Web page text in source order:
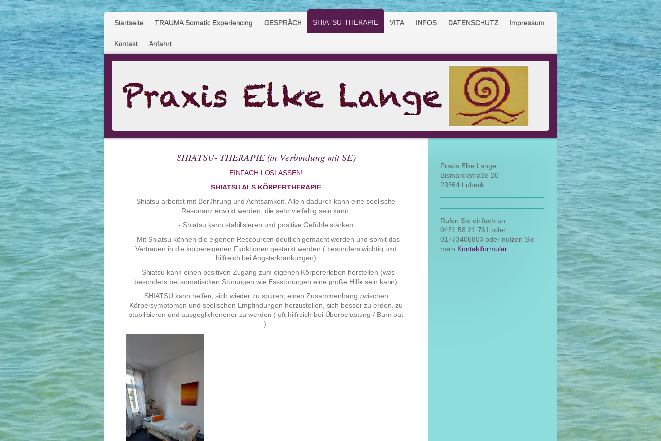
Startseite TRAUMA Somatic Experiencing GESPRÄCH SHIATSU-THERAPIE VITA INFOS DATENSCHUTZ Impressum
Kontakt Anfahrt
SHIATSU- THERAPIE (in Verbindung mit SE)
EINFACH LOSLASSEN!
SHIATSU ALS KÖRPERTHERAPIE
Shiatsu arbeitet mit Berührung und Achtsamkeit. Allein dadurch kann eine seelische
Resonanz erwirkt werden, die sehr vielfältig sein kann:
- Shiatsu kann stabilisieren und positive Gefühle stärken
- Mit Shiatsu können die eigenen Reccourcen deutlich gemacht werden und somit das
Vertrauen in die körpereigenen Funktionen gestärkt werden ( besonders wichtig und
hilfreich bei Angsterkrankungen)
- Shiatsu kann einen positiven Zugang zum eigenen Körpererleben herstellen (was
besonders bei somatischen Störungen wie Essstörungen eine große Hilfe sein kann)
SHIATSU kann helfen, sich wieder zu spüren, einen Zusammenhang zwischen
Körpersymptomen und seelischen Empfindungen herzustellen, sich besser zu erden, zu
stabilisieren und ausgeglichenener zu werden ( oft hilfreich bei Überbelastung / Burn out
).
Praxis Elke Lange
Bismarckstraße 20
23564 Lübeck
Rufen Sie einfach an
0451 58 21 761 oder
01773406803 oder nutzen Sie
mein Kontaktformular.